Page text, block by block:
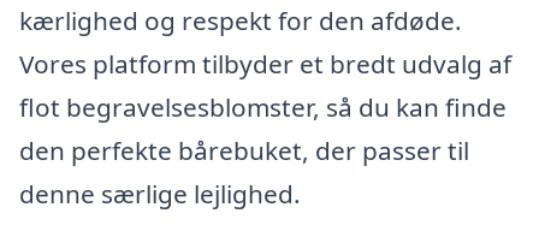
kærlighed og respekt for den afdøde.
Vores platform tilbyder et bredt udvalg af
flot begravelsesblomster, så du kan finde
den perfekte bårebuket, der passer til
denne særlige lejlighed.